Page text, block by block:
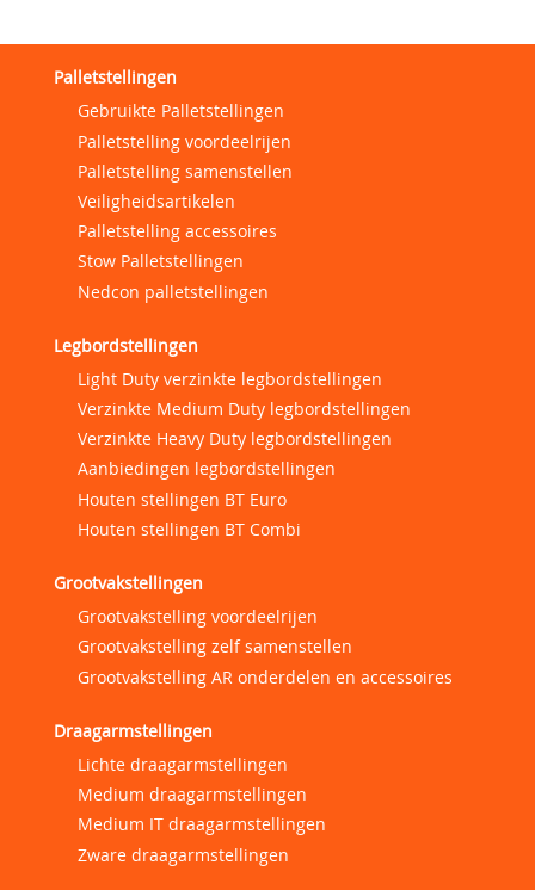
Palletstellingen
Gebruikte Palletstellingen
Palletstelling voordeelrijen
Palletstelling samenstellen
Veiligheidsartikelen
Palletstelling accessoires
Stow Palletstellingen
Nedcon palletstellingen
Legbordstellingen
Light Duty verzinkte legbordstellingen
Verzinkte Medium Duty legbordstellingen
Verzinkte Heavy Duty legbordstellingen
Aanbiedingen legbordstellingen
Houten stellingen BT Euro
Houten stellingen BT Combi
Grootvakstellingen
Grootvakstelling voordeelrijen
Grootvakstelling zelf samenstellen
Grootvakstelling AR onderdelen en accessoires
Draagarmstellingen
Lichte draagarmstellingen
Medium draagarmstellingen
Medium IT draagarmstellingen
Zware draagarmstellingen